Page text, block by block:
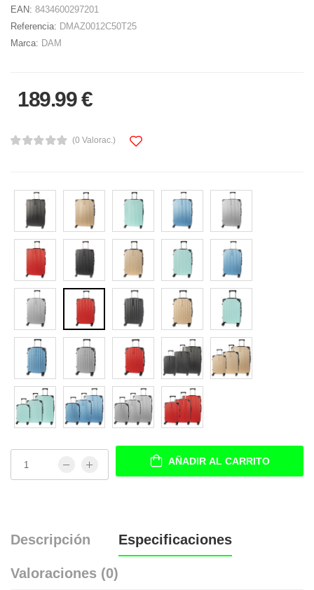
EAN: 8434600297201
Referencia: DMAZ0012C50T25
Marca: DAM
189.99 €
(0 Valorac.)
AÑADIR AL CARRITO
Descripción Especificaciones
Valoraciones (0)